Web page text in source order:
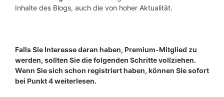
Inhalte des Blogs, auch die von hoher Aktualität.
Falls Sie Interesse daran haben, Premium-Mitglied zu
werden, sollten Sie die folgenden Schritte vollziehen.
Wenn Sie sich schon registriert haben, können Sie sofort
bei Punkt 4 weiterlesen.